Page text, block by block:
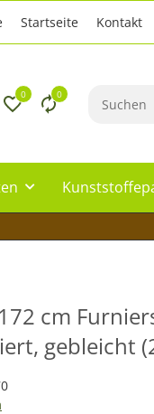
Startseite Kontakt
0 0
cm
gebleicht